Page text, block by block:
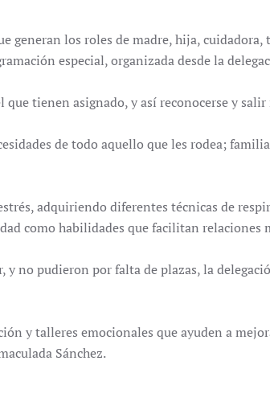
los roles de madre, hija, cuidadora,
especial, organizada desde la
tienen asignado, y así reconocerse y salir
de todo aquello que les rodea;
adquiriendo diferentes técnicas de
como habilidades que facilitan relaciones
y no pudieron por falta de plazas, la
y talleres emocionales que ayuden a
Sánchez.